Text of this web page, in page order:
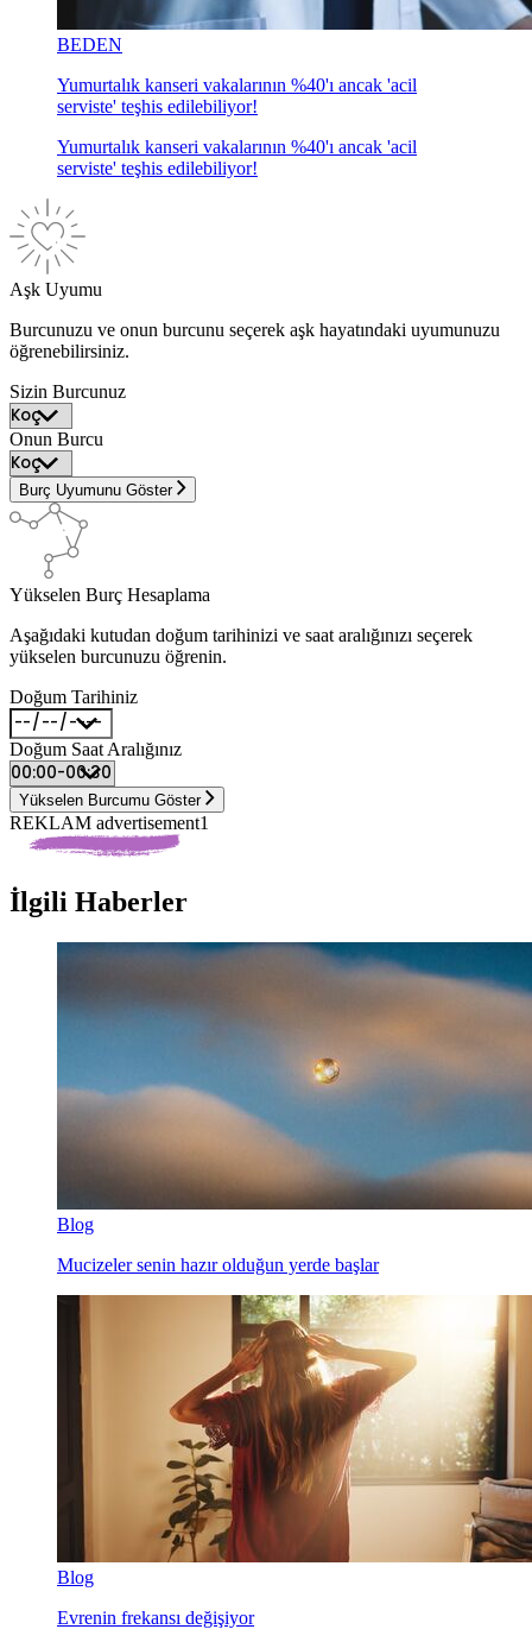
BEDEN
Yumurtalık kanseri vakalarının %40'ı ancak 'acil
serviste' teşhis edilebiliyor!
Yumurtalık kanseri vakalarının %40'ı ancak 'acil
serviste' teşhis edilebiliyor!
Aşk Uyumu
Burcunuzu ve onun burcunu seçerek aşk hayatındaki uyumunuzu
öğrenebilirsiniz.
Sizin Burcunuz
Onun Burcu
Burç Uyumunu Göster
Yükselen Burç Hesaplama
Aşağıdaki kutudan doğum tarihinizi ve saat aralığınızı seçerek
yükselen burcunuzu öğrenin.
Doğum Tarihiniz
Doğum Saat Aralığınız
Yükselen Burcumu Göster
REKLAM advertisement1
İlgili Haberler
Blog
Mucizeler senin hazır olduğun yerde başlar
Blog
Evrenin frekansı değişiyor